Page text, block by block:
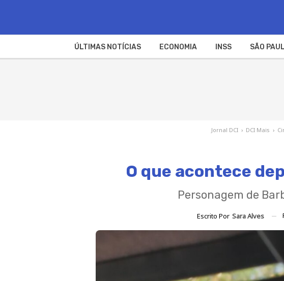
ÚLTIMAS NOTÍCIAS ECONOMIA INSS SÃO
Jornal DCI › DCI Mais ›
O que acontece
Personagem de
Escrito Por Sara Alves